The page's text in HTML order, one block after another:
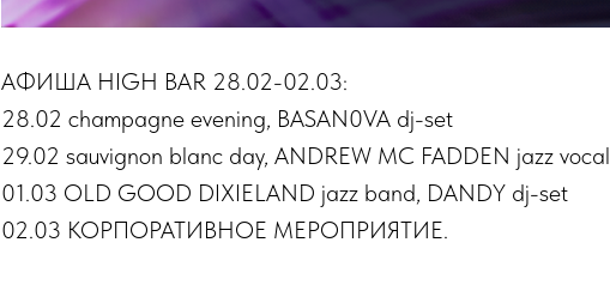
АФИША HIGH BAR 28.02-02.03:
28.02 champagne evening, BASAN0VA dj-set
29.02 sauvignon blanc day, ANDREW MC FADDEN jazz vocal
01.03 OLD GOOD DIXIELAND jazz band, DANDY dj-set
02.03 КОРПОРАТИВНОЕ МЕРОПРИЯТИЕ.